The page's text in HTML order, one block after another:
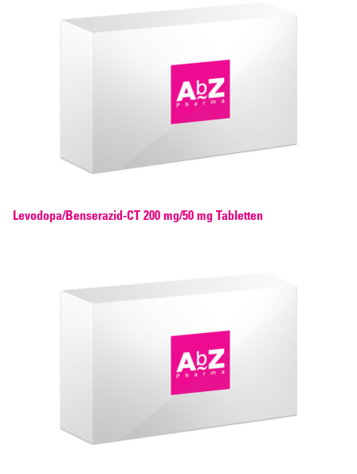
Levodopa/Benserazid-CT 200 mg/50 mg Tabletten